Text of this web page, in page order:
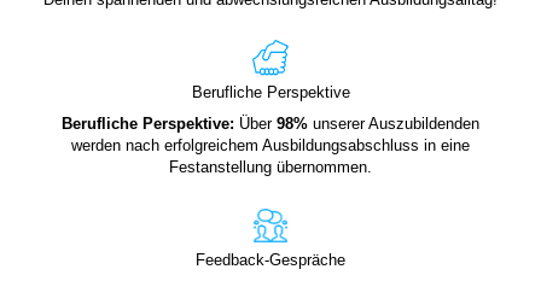
Berufliche Perspektive
Berufliche Perspektive: Über 98% unserer Auszubildenden
werden nach erfolgreichem Ausbildungsabschluss in eine
Festanstellung übernommen.
Feedback-Gespräche